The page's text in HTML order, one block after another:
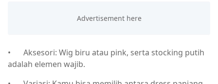
•
Aksesori: Wig biru atau pink, serta stocking putih
adalah elemen wajib.